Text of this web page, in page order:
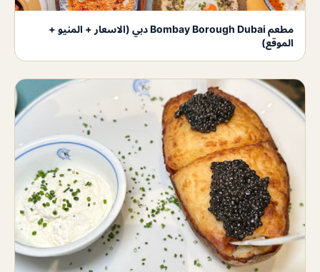
مطعم Bombay Borough Dubai دبي (الاسعار + المنيو +
الموقع)